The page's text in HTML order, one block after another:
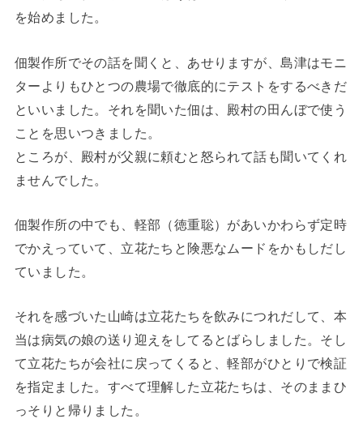
を始めました。
佃製作所でその話を聞くと、あせりますが、島津はモニ
ターよりもひとつの農場で徹底的にテストをするべきだ
といいました。それを聞いた佃は、殿村の田んぼで使う
ことを思いつきました。
ところが、殿村が父親に頼むと怒られて話も聞いてくれ
ませんでした。
佃製作所の中でも、軽部（徳重聡）があいかわらず定時
でかえっていて、立花たちと険悪なムードをかもしだし
ていました。
それを感づいた山崎は立花たちを飲みにつれだして、本
当は病気の娘の送り迎えをしてるとばらしました。そし
て立花たちが会社に戻ってくると、軽部がひとりで検証
を指定ました。すべて理解した立花たちは、そのままひ
っそりと帰りました。